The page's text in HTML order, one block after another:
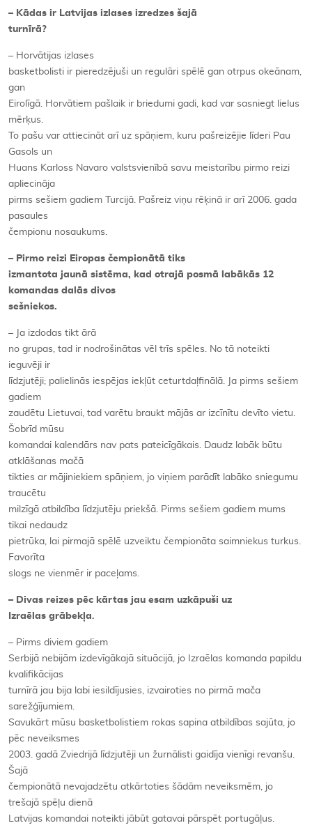
– Kādas ir Latvijas izlases izredzes šajā
turnīrā?
– Horvātijas izlases
basketbolisti ir pieredzējuši un regulāri spēlē gan otrpus okeānam,
gan
Eirolīgā. Horvātiem pašlaik ir briedumi gadi, kad var sasniegt lielus
mērķus.
To pašu var attiecināt arī uz spāņiem, kuru pašreizējie līderi Pau
Gasols un
Huans Karloss Navaro valstsvienībā savu meistarību pirmo reizi
apliecināja
pirms sešiem gadiem Turcijā. Pašreiz viņu rēķinā ir arī 2006. gada
pasaules
čempionu nosaukums.
– Pirmo reizi Eiropas čempionātā tiks
izmantota jaunā sistēma, kad otrajā posmā labākās 12
komandas dalās divos
sešniekos.
– Ja izdodas tikt ārā
no grupas, tad ir nodrošinātas vēl trīs spēles. No tā noteikti
ieguvēji ir
līdzjutēji; palielinās iespējas iekļūt ceturtdaļfinālā. Ja pirms sešiem
gadiem
zaudētu Lietuvai, tad varētu braukt mājās ar izcīnītu devīto vietu.
Šobrīd mūsu
komandai kalendārs nav pats pateicīgākais. Daudz labāk būtu
atklāšanas mačā
tikties ar mājiniekiem spāņiem, jo viņiem parādīt labāko sniegumu
traucētu
milzīgā atbildība līdzjutēju priekšā. Pirms sešiem gadiem mums
tikai nedaudz
pietrūka, lai pirmajā spēlē uzveiktu čempionāta saimniekus turkus.
Favorīta
slogs ne vienmēr ir paceļams.
– Divas reizes pēc kārtas jau esam uzkāpuši uz
Izraēlas grābekļa.
– Pirms diviem gadiem
Serbijā nebijām izdevīgākajā situācijā, jo Izraēlas komanda papildu
kvalifikācijas
turnīrā jau bija labi iesildījusies, izvairoties no pirmā mača
sarežģījumiem.
Savukārt mūsu basketbolistiem rokas sapina atbildības sajūta, jo
pēc neveiksmes
2003. gadā Zviedrijā līdzjutēji un žurnālisti gaidīja vienīgi revanšu.
Šajā
čempionātā nevajadzētu atkārtoties šādām neveiksmēm, jo
trešajā spēļu dienā
Latvijas komandai noteikti jābūt gatavai pārspēt portugāļus.